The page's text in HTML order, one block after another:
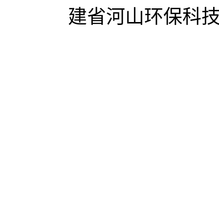
建省河山环保科